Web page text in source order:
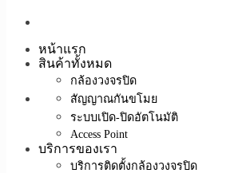
หน้าแรก
สินค้าทั้งหมด
กล้องวงจรปิด
สัญญาณกันขโมย
ระบบเปิด-ปิดอัตโนมัติ
Access Point
บริการของเรา
บริการติดตั้งกล้องวงจรปิด